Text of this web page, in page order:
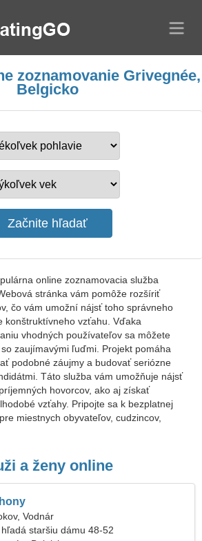
zoznamovanie Grivegnée,
Belgicko
online zoznamovacia služba
stránka vám pomôže rozšíriť
čo vám umožní nájsť toho správneho
konštruktívneho vzťahu. Vďaka
vhodných používateľov sa môžete
zaujímavými ľuďmi. Projekt pomáha
podobné záujmy a budovať seriózne
Táto služba vám umožňuje nájsť
hovorcov, ako aj získať
vzťahy. Pripojte sa k bezplatnej
miestnych obyvateľov, cudzincov,
a ženy online
Vodnár
staršiu dámu 48-52